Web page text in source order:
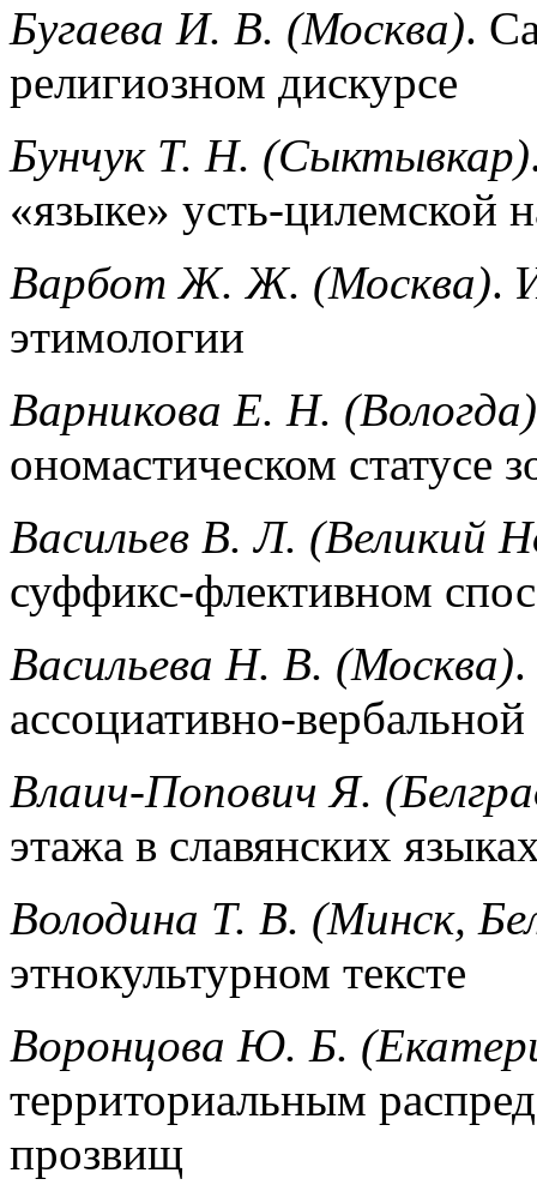
Бугаева И. В. (Москва).
религиозном дискурсе
Бунчук Т. Н. (Сыктывкар)
«языке» усть-цилемской
Варбот Ж. Ж. (Москва).
этимологии
Варникова Е. Н. (Вологда)
ономастическом статусе
Васильев В. Л. (Великий
суффикс-флективном
Васильева Н. В. (Москва)
ассоциативно-вербальной
Влаич-Попович Я.
этажа в славянских
Володина Т. В. (Минск,
этнокультурном тексте
Воронцова Ю. Б.
территориальным
прозвищ